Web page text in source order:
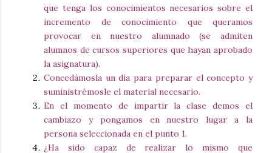
que tenga los conocimientos necesarios sobre el
incremento de conocimiento que queramos
provocar en nuestro alumnado (se admiten
alumnos de cursos superiores que hayan aprobado
la asignatura).
Concedámosla un día para preparar el concepto y
suministrémosle el material necesario.
En el momento de impartir la clase demos el
cambiazo y pongamos en nuestro lugar a la
persona seleccionada en el punto 1.
¿Ha sido capaz de realizar lo mismo que